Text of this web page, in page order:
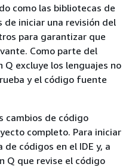
como las bibliotecas de
de iniciar una revisión del
para garantizar que
Como parte del
excluye los lenguajes no
y el código fuente
cambios de código
completo. Para iniciar
códigos en el IDE y, a
Q que revise el código